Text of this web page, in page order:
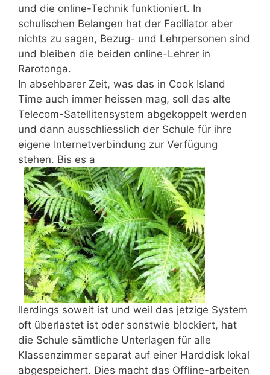
und die online-Technik funktioniert. In
schulischen Belangen hat der Faciliator aber
nichts zu sagen, Bezug- und Lehrpersonen sind
und bleiben die beiden online-Lehrer in
Rarotonga.
In absehbarer Zeit, was das in Cook Island
Time auch immer heissen mag, soll das alte
Telecom-Satellitensystem abgekoppelt werden
und dann ausschliesslich der Schule für ihre
eigene Internetverbindung zur Verfügung
stehen. Bis es a
llerdings soweit ist und weil das jetzige System
oft überlastet ist oder sonstwie blockiert, hat
die Schule sämtliche Unterlagen für alle
Klassenzimmer separat auf einer Harddisk lokal
abgespeichert. Dies macht das Offline-arbeiten